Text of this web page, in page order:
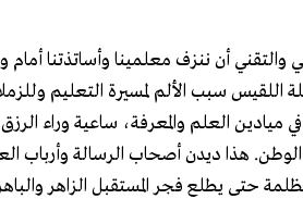
والتقني أن ننزف معلمينا وأساتذتنا أمام
اللقيس سبب الألم لمسيرة التعليم
ميادين العلم والمعرفة، ساعية وراء
هذا ديدن أصحاب الرسالة وأرباب
حتى يطلع فجر المستقبل الزاهر